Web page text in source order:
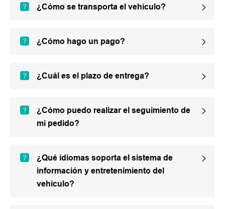
¿Cómo se transporta el vehículo?
¿Cómo hago un pago?
¿Cuál es el plazo de entrega?
¿Cómo puedo realizar el seguimiento de
mi pedido?
¿Qué idiomas soporta el sistema de
información y entretenimiento del
vehículo?